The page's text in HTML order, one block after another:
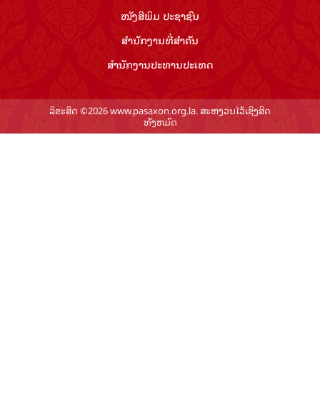
ໜັງສືພິມ ປະ​ຊາ​ຊົນ
ສຳ​ນັກ​ງານ​ທີ່​ສຳ​ຄັນ
ສຳ​ນັກ​ງານ​ປະ​ທານ​ປະ​ເທດ
ລິຂະສິດ ©2026 www.pasaxon.org.la. ສະຫງວນໄວ້ເຊິງສິດ
ທັງຫມົດ